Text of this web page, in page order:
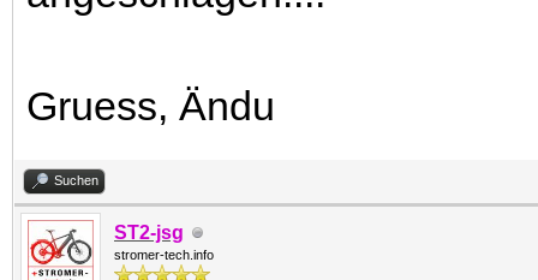
Gruess, Ändu
Suchen
ST2-jsg
stromer-tech.info